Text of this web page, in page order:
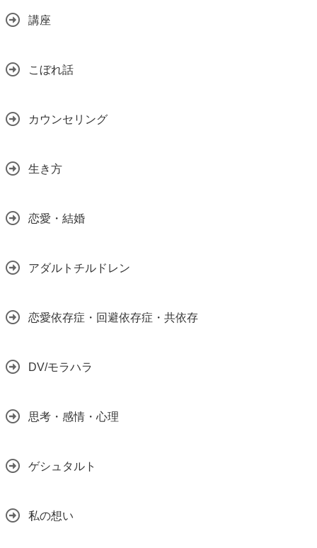
講座
こぼれ話
カウンセリング
生き方
恋愛・結婚
アダルトチルドレン
恋愛依存症・回避依存症・共依存
DV/モラハラ
思考・感情・心理
ゲシュタルト
私の想い